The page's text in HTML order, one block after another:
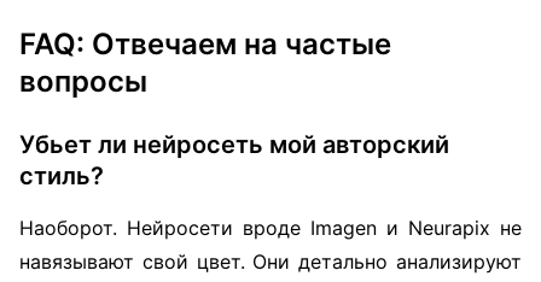
FAQ: Отвечаем на частые
вопросы
Убьет ли нейросеть мой авторский
стиль?
Наоборот. Нейросети вроде Imagen и Neurapix не
навязывают свой цвет. Они детально анализируют